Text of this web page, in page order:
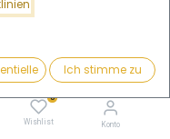
Kaufen
0
Wishlist Konto
Ich stimme zu